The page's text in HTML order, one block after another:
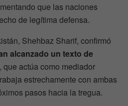
que las naciones
de legítima defensa.
Shehbaz Sharif, confirmó
alcanzado un texto de
que actúa como mediador
estrechamente con ambas
pasos hacia la tregua.